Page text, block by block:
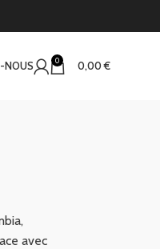
NOUS 0 0,00€
avec